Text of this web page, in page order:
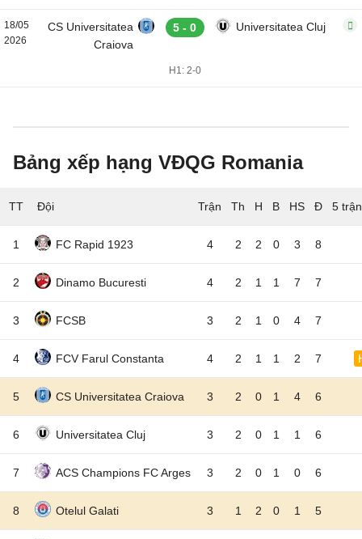
18/05
2026
CS Universitatea
Craiova
5 - 0 Universitatea Cluj
H1: 2-0
Bảng xếp hạng VĐQG Romania
TT Đội 5
1 FC Rapid 1923 4 2 2 0 3 8
2 Dinamo Bucuresti 4 2 1 1 7 7
3 FCSB 3 2 1 0 4 7
4 FCV Farul Constanta 4 2 1 1 2 7
5 CS Universitatea Craiova 3 2 0 1 4 6
6 Universitatea Cluj 3 2 0 1 1 6
7 ACS Champions FC Arges 3 2 0 1 0 6
8 Otelul Galati 3 1 2 0 1 5